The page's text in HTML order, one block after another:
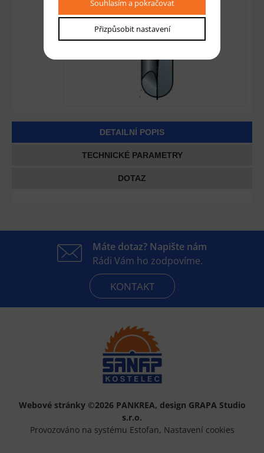
DETAILNÍ POPIS
TECHNICKÉ PARAMETRY
DOTAZ
Máte dotaz? Napište nám
Rádi Vám ho zodpovíme.
KONTAKT
Webové stránky ©2026 PANKREA, design GRAPA Studio
s.r.o.
Provozováno na systému Estofan, Nastavení cookies
Souhlasím a pokračovat
Přizpůsobit nastavení